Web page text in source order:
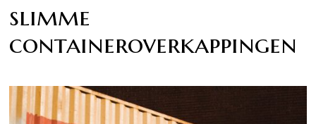
slimme
containeroverkappingen